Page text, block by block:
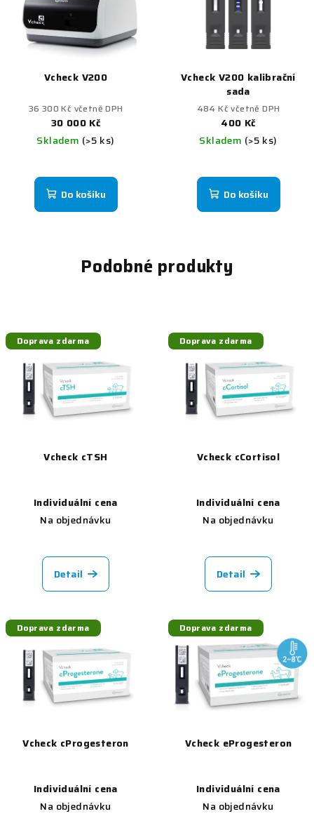
Vcheck V200
36 300 Kč včetně DPH
30 000 Kč
Skladem (>5 ks)
Do košíku
Vcheck V200 kalibrační
sada
484 Kč včetně DPH
400 Kč
Skladem (>5 ks)
Do košíku
Podobné produkty
Doprava zdarma
Vcheck cTSH
Individuální cena
Na objednávku
Detail
Doprava zdarma
Vcheck cCortisol
Individuální cena
Na objednávku
Detail
Doprava zdarma
Vcheck cProgesteron
Individuální cena
Na objednávku
Doprava zdarma
Vcheck eProgesteron
Individuální cena
Na objednávku